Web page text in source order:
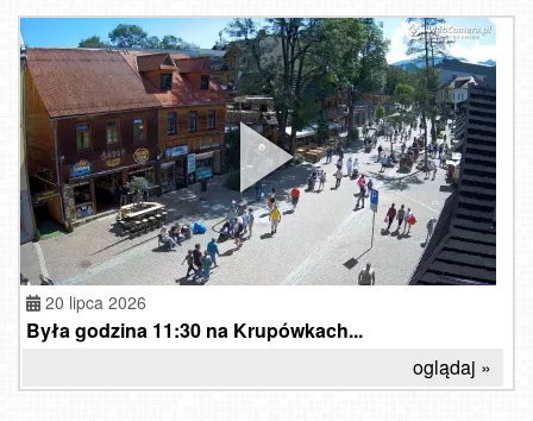
20 lipca 2026
Była godzina 11:30 na Krupówkach...
oglądaj »